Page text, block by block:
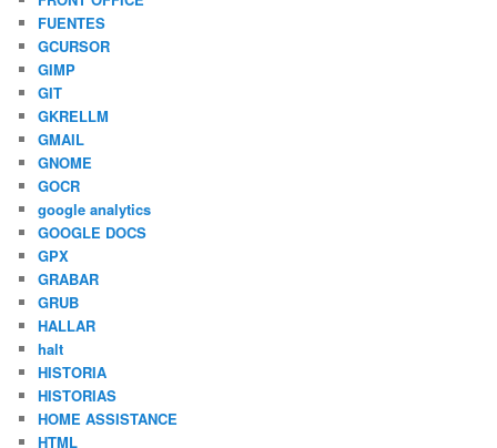
FUENTES
GCURSOR
GIMP
GIT
GKRELLM
GMAIL
GNOME
GOCR
google analytics
GOOGLE DOCS
GPX
GRABAR
GRUB
HALLAR
halt
HISTORIA
HISTORIAS
HOME ASSISTANCE
HTML